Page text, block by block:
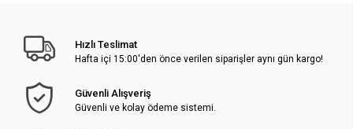
Hızlı Teslimat
Hafta içi 15:00'den önce verilen siparişler aynı gün kargo!
Güvenli Alışveriş
Güvenli ve kolay ödeme sistemi.